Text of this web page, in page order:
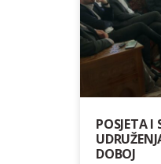
POSJETA I
DOBOJ